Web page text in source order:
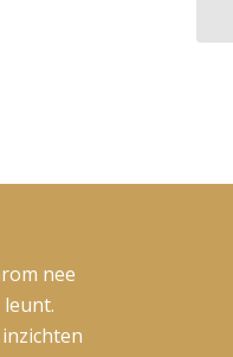
nee